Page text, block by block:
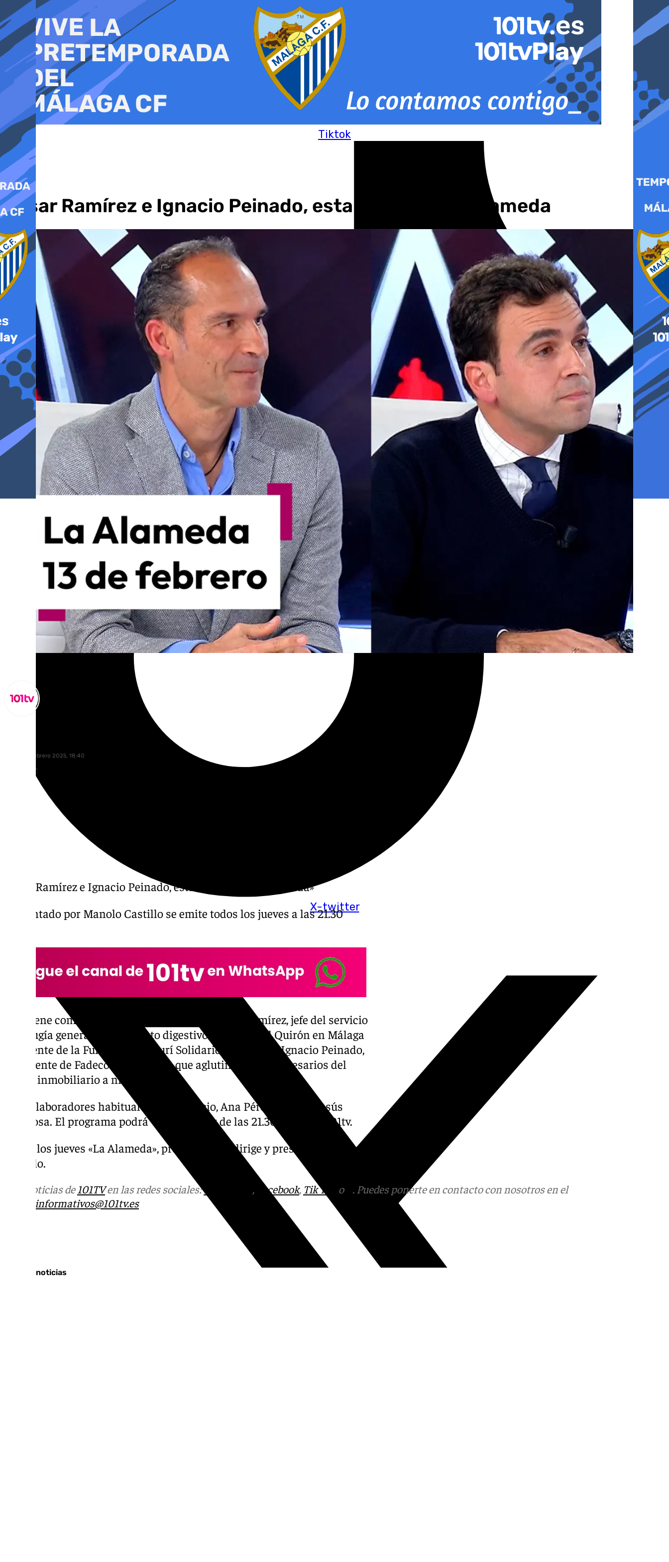
al
contenido
Tiktok
X-twitter
César Ramírez e Ignacio Peinado, esta noche en La Alameda
jueves, 13 febrero 2025, 18:40
Compartir:
César Ramírez e Ignacio Peinado, esta noche en «La Alameda»
Presentado por Manolo Castillo se emite todos los jueves a las 21.30
Hoy tiene como protagonistas al cirujano César Ramírez, jefe del servicio
de cirugía general y del aparato digestivo del Hospital Quirón en Málaga
y al frente de la Fundación Bisturí Solidario, así como a Ignacio Peinado,
presidente de Fadeco Promotores, que aglutina a los empresarios del
sector inmobiliario a nivel andaluz.
Los colaboradores habituales, Javier Recio, Ana Pérez-Bryan y Jesús
Hinojosa. El programa podrá verse a partir de las 21.30 horas en 101tv.
Todos los jueves «La Alameda», programa que dirige y presenta Manolo
Castillo.
Más noticias de 101TVen las redes sociales:Instagram , Facebook, Tik Tok o
. Puedes ponerte en contacto con nosotros en el
informativos@101tv.es
Últimas noticias